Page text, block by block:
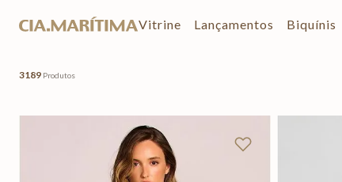
Vitrine Lançamentos Biquínis
3189 Produtos